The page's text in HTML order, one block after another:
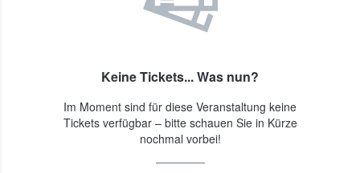
Keine Tickets... Was nun?
Im Moment sind für diese Veranstaltung keine
Tickets verfügbar – bitte schauen Sie in Kürze
nochmal vorbei!